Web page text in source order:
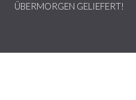
ÜBERMORGEN GELIEFERT!